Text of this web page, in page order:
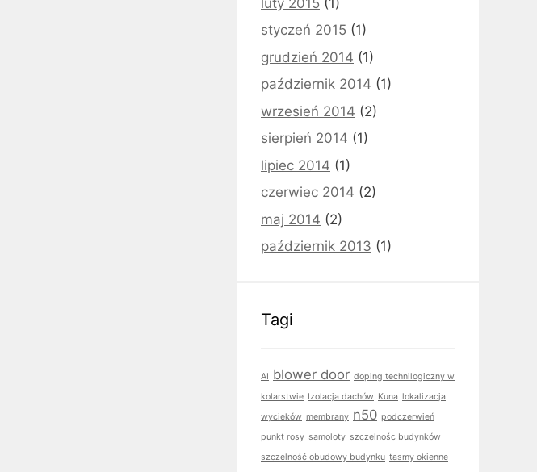
styczeń 2015 (1)
grudzień 2014 (1)
październik 2014 (1)
wrzesień 2014 (2)
sierpień 2014 (1)
lipiec 2014 (1)
czerwiec 2014 (2)
maj 2014 (2)
październik 2013 (1)
Tagi
AI blower door doping technilogiczny w
kolarstwie Izolacja dachów Kuna lokalizacja
wycieków membrany n50 podczerwień
punkt rosy samoloty szczelnośc budynków
szczelność obudowy budynku tasmy okienne